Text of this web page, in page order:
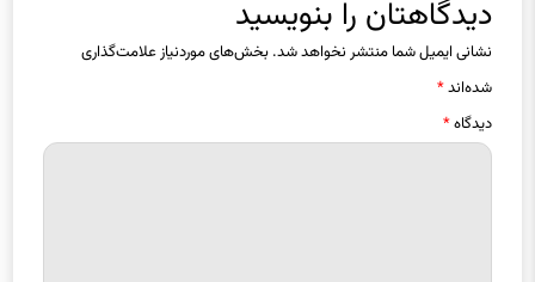
دیدگاهتان را بنویسید
نشانی ایمیل شما منتشر نخواهد شد. بخش‌های موردنیاز علامت‌گذاری
شده‌اند*
دیدگاه*